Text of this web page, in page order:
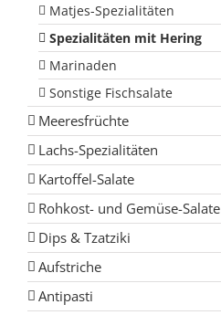
Matjes-Spezialitäten
Spezialitäten mit Hering
Marinaden
Sonstige Fischsalate
Meeresfrüchte
Lachs-Spezialitäten
Kartoffel-Salate
Rohkost- und Gemüse-Salate
Dips & Tzatziki
Aufstriche
Antipasti